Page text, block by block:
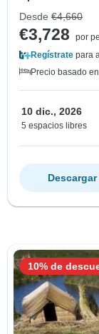
Desde €4,660
€3,728
por
Regístrate para
Precio basado
10 dic., 2026
5 espacios libres
10% de